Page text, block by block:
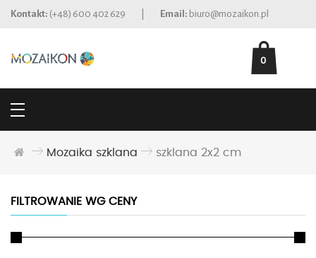
Kontakt: (+48) 600 402 629 Email: biuro@mozaikon.pl
0
Mozaika szklana szklana 2x2 cm
FILTROWANIE WG CENY